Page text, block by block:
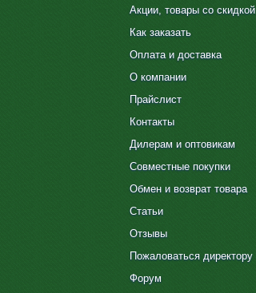
Акции, товары со скидкой
Как заказать
Оплата и доставка
О компании
Прайслист
Контакты
Дилерам и оптовикам
Совместные покупки
Обмен и возврат товара
Статьи
Отзывы
Пожаловаться директору
Форум